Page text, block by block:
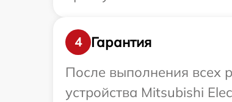
4
Гарантия
После выполнения всех
устройства Mitsubishi